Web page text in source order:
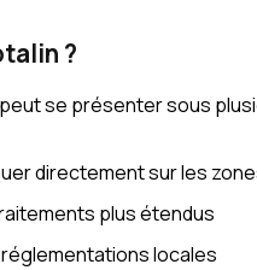
?
se présenter sous
directement sur les
plus étendus
locales